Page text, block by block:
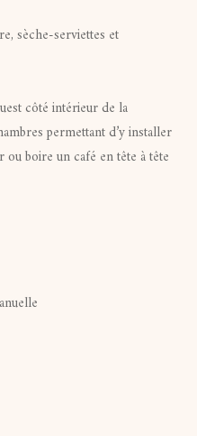
sèche-serviettes et
côté intérieur de la
permettant d’y installer
boire un café en tête à tête